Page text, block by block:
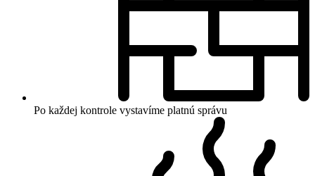
Po každej kontrole vystavíme platnú správu